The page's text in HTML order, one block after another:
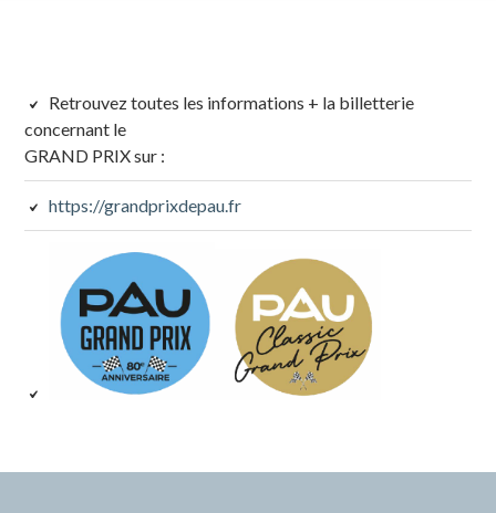
Colonne
latérale
subsidiaire
Retrouvez toutes les informations + la billetterie
concernant le
GRAND PRIX sur :
https://grandprixdepau.fr